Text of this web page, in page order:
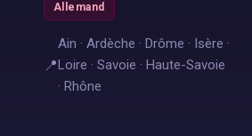
Allemand
📍
Ain · Ardèche · Drôme · Isère ·
Loire · Savoie · Haute-Savoie
· Rhône